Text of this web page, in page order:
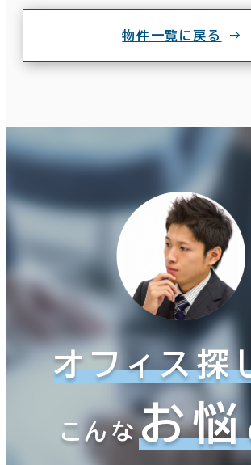
物件一覧に戻る
オフィス探
こんなお悩